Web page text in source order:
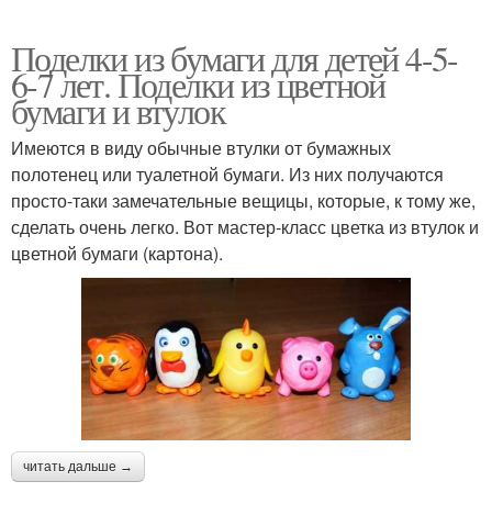
Поделки из бумаги для детей 4-5-
6-7 лет. Поделки из цветной
бумаги и втулок
Имеются в виду обычные втулки от бумажных
полотенец или туалетной бумаги. Из них получаются
просто-таки замечательные вещицы, которые, к тому же,
сделать очень легко. Вот мастер-класс цветка из втулок и
цветной бумаги (картона).
читать дальше →